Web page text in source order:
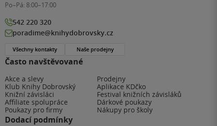
Často navštěvované
Akce a slevy
Prodejny
Klub Knihy Dobrovský
Aplikace KDčko
Knižní závisláci
Festival knižních závisláků
Affiliate spolupráce
Dárkové poukazy
Poukazy pro firmy
Nákupy pro školy
Dodací podmínky
Po–Pá: 8:00–17:00
542 220 320
poradime@knihydobrovsky.cz
Všechny kontakty Naše prodejny